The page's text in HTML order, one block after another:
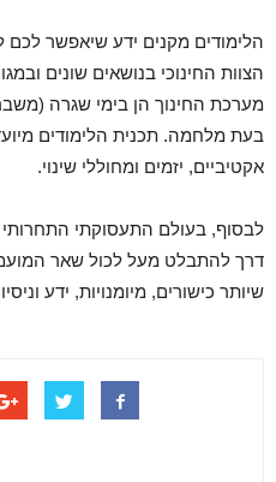
הלימודים מקנים ידע שיאפשר לכם
הצוות החינוכי בנושאים שונים
מערכת החינוך הן בימי שגרה
בעת מלחמה. תכנית הלימודים
אקטיביים, יזמים ומחוללי שינוי.
לבסוף, בעולם התעסוקתי
דרך להתבלט מעל לכול שאר
שיותר כישורים, מיומנויות, ידע